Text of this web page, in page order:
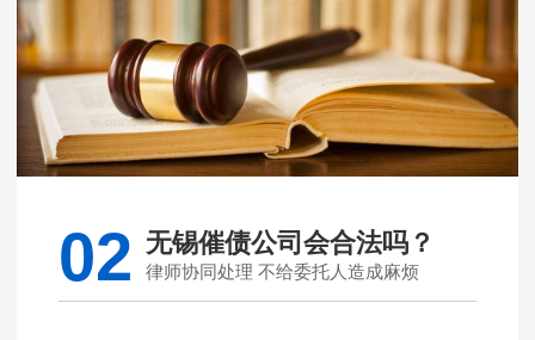
02 无锡催债公司会合法吗？
律师协同处理 不给委托人造成麻烦